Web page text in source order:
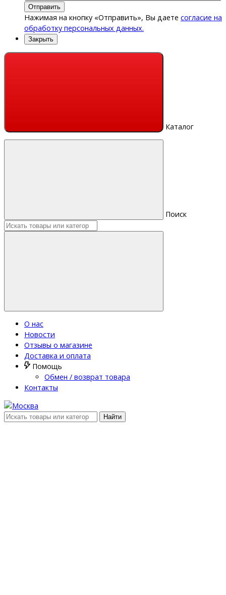
Отправить
Нажимая на кнопку «Отправить», Вы даете согласие на
обработку персональных данных.
Закрыть
Каталог
Поиск
О нас
Новости
Отзывы о магазине
Доставка и оплата
Помощь
Обмен / возврат товара
Контакты
Найти